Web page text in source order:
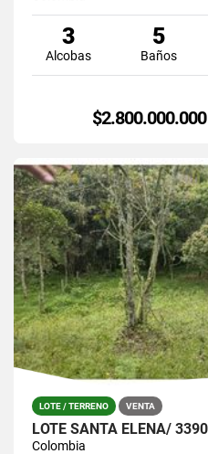
3
Alcobas
5
Baños
$2.800.000.000
LOTE / TERRENO VENTA
Colombia